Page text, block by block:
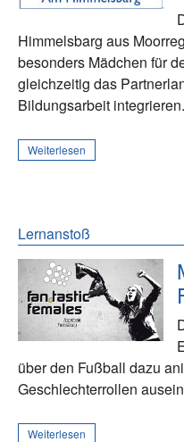
Himmelsbarg aus
besonders Mädchen für
gleichzeitig das
Bildungsarbeit integrieren.
Weiterlesen
Lernanstoß
über den Fußball dazu
Geschlechterrollen
Weiterlesen